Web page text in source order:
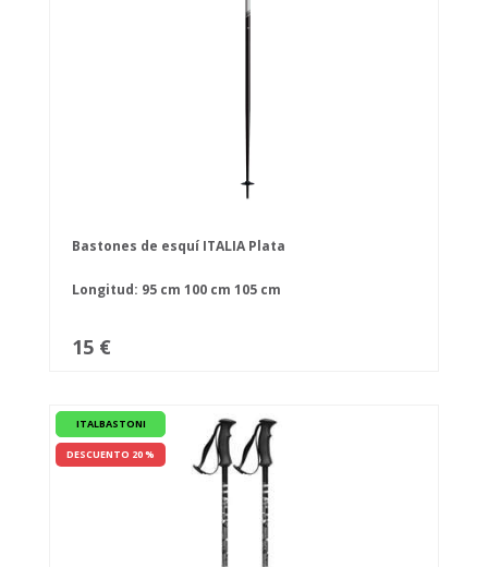
Bastones de esquí ITALIA Plata
Longitud: 95 cm 100 cm 105 cm
15 €
ITALBASTONI
DESCUENTO 20 %